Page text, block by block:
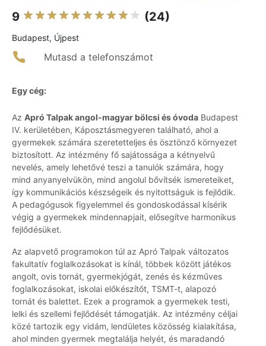
9 (24)
Budapest, Újpest
Mutasd a telefonszámot
Egy cég:
Az Apró Talpak angol-magyar bölcsi és óvoda Budapest
IV. kerületében, Káposztásmegyeren található, ahol a
gyermekek számára szeretetteljes és ösztönző környezet
biztosított. Az intézmény fő sajátossága a kétnyelvű
nevelés, amely lehetővé teszi a tanulók számára, hogy
mind anyanyelvükön, mind angolul bővítsék ismereteiket,
így kommunikációs készségeik és nyitottságuk is fejlődik.
A pedagógusok figyelemmel és gondoskodással kísérik
végig a gyermekek mindennapjait, elősegítve harmonikus
fejlődésüket.
Az alapvető programokon túl az Apró Talpak változatos
fakultatív foglalkozásokat is kínál, többek között játékos
angolt, ovis tornát, gyermekjógát, zenés és kézműves
foglalkozásokat, iskolai előkészítőt, TSMT-t, alapozó
tornát és balettet. Ezek a programok a gyermekek testi,
lelki és szellemi fejlődését támogatják. Az intézmény céljai
közé tartozik egy vidám, lendületes közösség kialakítása,
ahol minden gyermek megtalálja helyét, és maradandó